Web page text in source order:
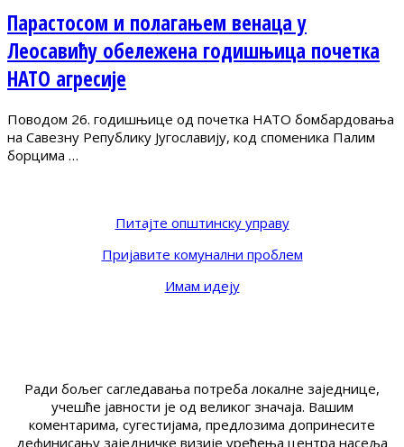
Парастосом и полагањем венаца у
Леосавићу обележена годишњица почетка
НАТО агресије
Поводом 26. годишњице од почетка НАТО бомбардовања
на Савезну Републику Југославију, код споменика Палим
борцима …
Питајте општинску управу
Пријавите комунални проблем
Имам идеју
Ради бољег сагледавања потреба локалне заједнице,
учешће јавности је од великог значаја. Вашим
коментарима, сугестијама, предлозима допринесите
дефинисању заједничке визије уређења центра насеља